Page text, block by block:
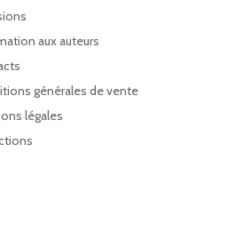
aux auteurs
générales de vente
légales